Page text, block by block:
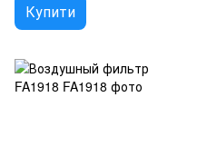
Купити